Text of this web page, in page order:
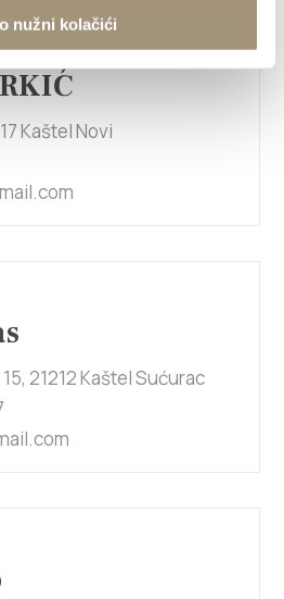
nužni kolačići
Kaštel Novi
21212 Kaštel Sućurac